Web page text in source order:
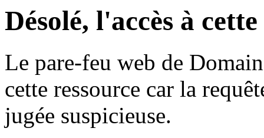
Désolé, l'accès à
Le pare-feu web de
cette ressource car la
jugée suspicieuse.